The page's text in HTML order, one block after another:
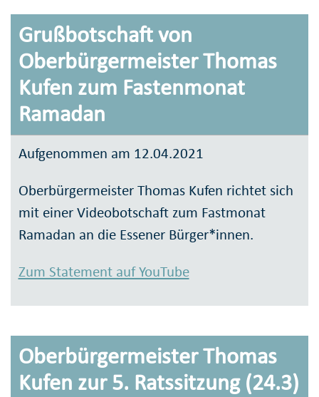
Grußbotschaft von
Oberbürgermeister Thomas
Kufen zum Fastenmonat
Ramadan
Aufgenommen am 12.04.2021
Oberbürgermeister Thomas Kufen richtet sich
mit einer Videobotschaft zum Fastmonat
Ramadan an die Essener Bürger*innen.
Zum Statement auf YouTube
Oberbürgermeister Thomas
Kufen zur 5. Ratssitzung (24.3)